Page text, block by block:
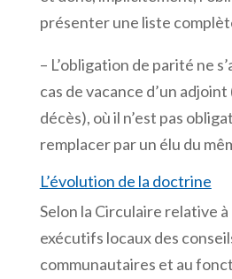
présenter une liste
– L’obligation de parité ne
cas de vacance d’un
décès), où il n’est pas
remplacer par un élu du
L’évolution de la doctrine
Selon la Circulaire relative à
exécutifs locaux des
communautaires et au